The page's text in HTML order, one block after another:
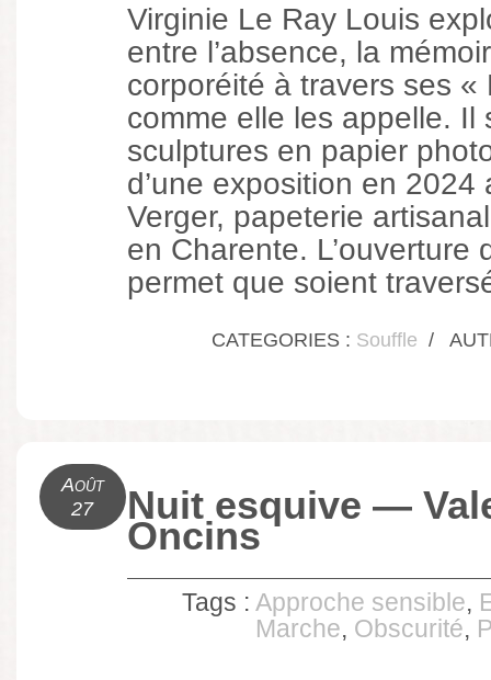
Virginie Le Ray Louis
entre l’absence, la
corporéité à travers ses «
comme elle les appelle. Il
sculptures en papier
d’une exposition en 2024
Verger, papeterie
en Charente. L’ouverture
permet que soient
CATEGORIES : Souffle /
Août
27
Nuit esquive —
Oncins
Tags : Approche sensible,
Marche, Obscurité,